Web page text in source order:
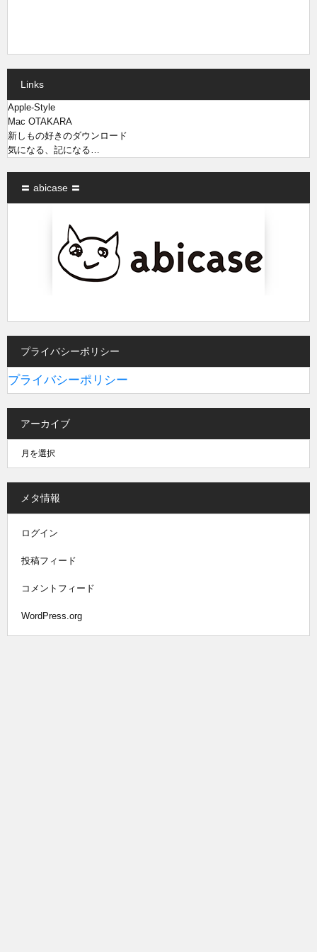
Links
Apple-Style
Mac OTAKARA
新しもの好きのダウンロード
気になる、記になる…
〓 abicase 〓
プライバシーポリシー
プライバシーポリシー
アーカイブ
メタ情報
ログイン
投稿フィード
コメントフィード
WordPress.org